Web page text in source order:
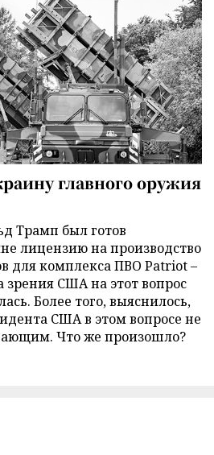
главного оружия
Трамп был готов
лицензию на производство
для комплекса ПВО Patriot –
зрения США на этот вопрос
Более того, выяснилось,
США в этом вопросе не
Что же произошло?